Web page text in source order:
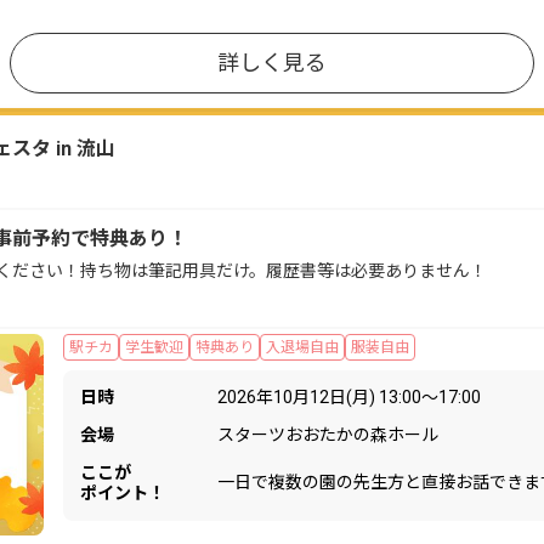
詳しく見る
スタ in 流山
前予約で特典あり！
駅チカ 学生歓迎 特典あり 入退場自由 服装自由
さい！持ち物は筆記用具だけ。履歴書等は必要ありません！
日時
2026年10月12日(月) 13:00〜17:00
会場
スターツおおたかの森ホール
ここが
ポイント！
一日で複数の園の先生方と直接お話できま